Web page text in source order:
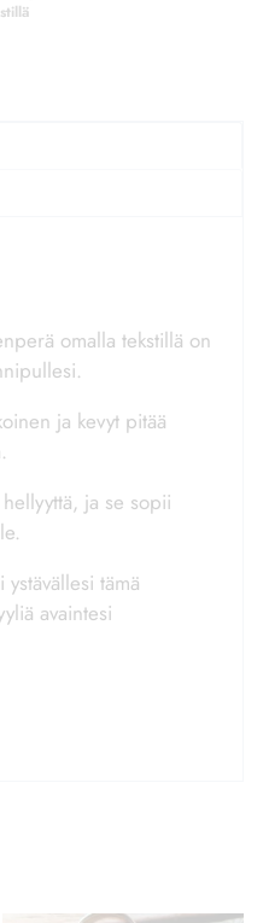
omalla tekstillä on
ja kevyt pitää
ja se sopii
tämä
avaintesi